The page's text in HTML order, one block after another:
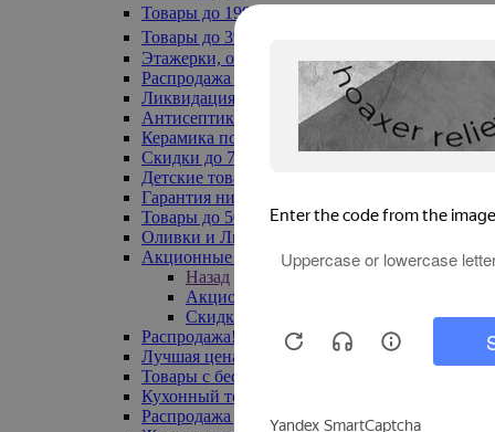
Товары до 199₽
Товары до 399₽
Этажерки, обувницы
Распродажа текстиля до -50%
Ликвидация до -70%
Антисептики
Керамика по 129 руб
Скидки до 70%
Детские товары
Гарантия низкой цены
Товары до 500 руб
Оливки и Лимоны
Акционные товары
Назад
Акционные товары
Скидка 20% по промокоду
Распродажа! Ульяновск до -70%
Лучшая цена
Товары с бесплатной доставкой
Кухонный текстиль
Распродажа до -50%